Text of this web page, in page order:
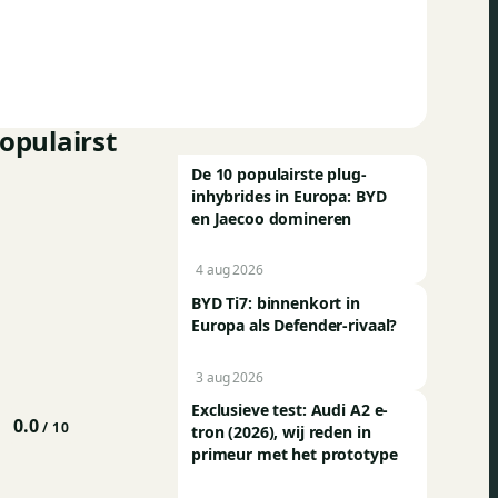
De 10 populairste plug-
inhybrides in Europa: BYD
en Jaecoo domineren
4 aug 2026
BYD Ti7: binnenkort in
Europa als Defender-rivaal?
3 aug 2026
0.0/ 10
Exclusieve test: Audi A2 e-
tron (2026), wij reden in
primeur met het prototype